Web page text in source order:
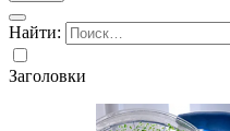
Найти:
Заголовки